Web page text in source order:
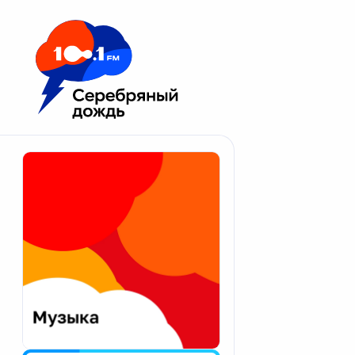
Москва 100.1 FM
Апатиты
Екатеринбург
Калининград
Калуга